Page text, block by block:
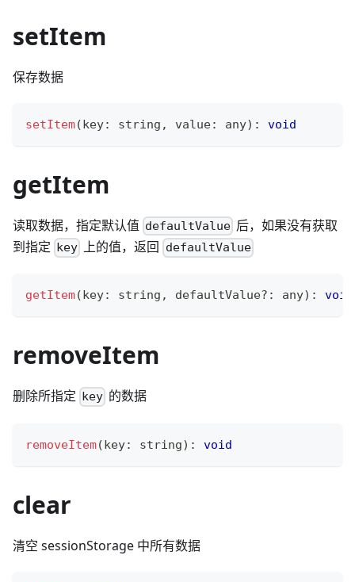
setItem
保存数据
setItem(key: string , value: any) : void
getItem
读取数据，指定默认值 defaultValue 后，如果没有获取
到指定
key 上的值，返回 defaultValue
getItem( key: string , defaultValue? : any) : void
removeItem
删除所指定 key 的数据
removeItem(key: string) : void
clear
清空 sessionStorage 中所有数据